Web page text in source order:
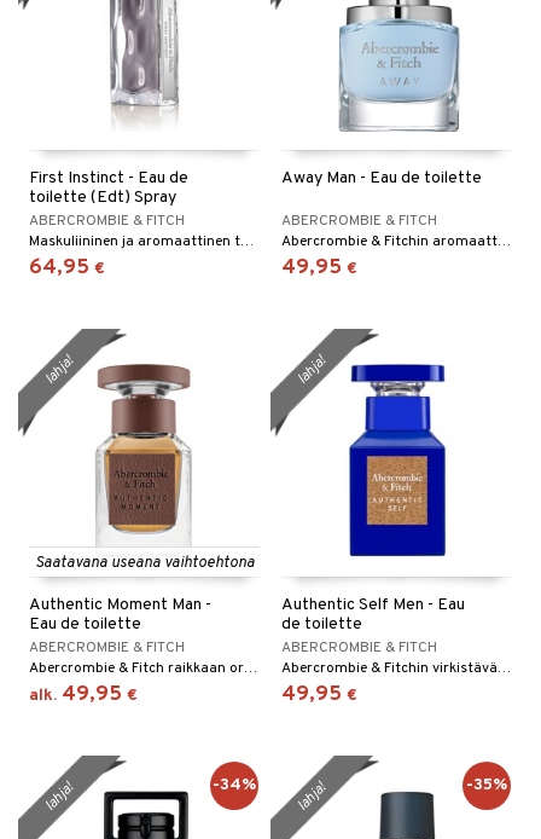
First Instinct - Eau de
toilette (Edt) Spray
ABERCROMBIE & FITCH
Maskuliininen ja aromaattinen tuoksu Abercrombie & Fitchilta
64,95 €
Away Man - Eau de toilette
ABERCROMBIE & FITCH
Abercrombie & Fitchin aromaattisen puunsävyinen eau de toilette
49,95 €
Saatavana useana vaihtoehtona
Authentic Moment Man -
Eau de toilette
ABERCROMBIE & FITCH
Abercrombie & Fitch raikkaan orientaalinen eau de cologne
alk. 49,95 €
lahja!
Authentic Self Men - Eau
de toilette
ABERCROMBIE & FITCH
Abercrombie & Fitchin virkistävä ja mausteinen eau de toilette
49,95 €
lahja!
lahja! -34% lahja! -35%